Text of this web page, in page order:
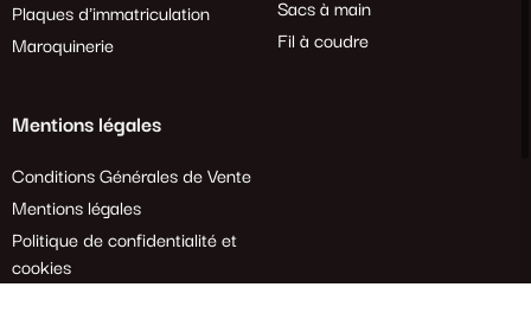
Plaques d'immatriculation
Maroquinerie
Sacs à main
Fil à coudre
Mentions légales
Conditions Générales de Vente
Mentions légales
Politique de confidentialité et
cookies